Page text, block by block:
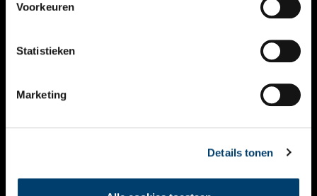
Voorkeuren
Statistieken
Marketing
Details tonen
KALENDER
THEMA’S
VIDEO’S
CONTACT